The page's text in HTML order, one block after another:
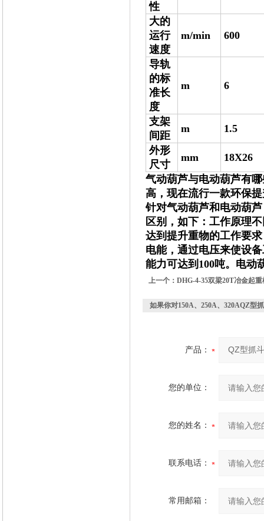
性
大的
运行
速度
m/min 600
导轨
的标
准长
度
m 6
支架
间距
m
1.5
外形
尺寸
mm
18X26
气动葫芦与电动葫芦有
高，现在流行一款环保
针对气动葫芦和电动葫
区别，如下：工作原理
达到提升重物的工作要
电能，通过电压来使设
能力可达到100吨。电动
上一个： DHG-4-35双梁20T冶金起
如果你对150A、250A、320AQZ型
产品：
您的单位：
您的姓名：
联系电话：
常用邮箱：